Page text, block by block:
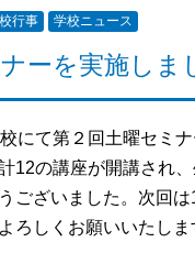
行事 学校ニュース
ーを実施しま
にて第２回土曜セミ
12の講座が開講され
ございました。次回
ろしくお願いいたしま